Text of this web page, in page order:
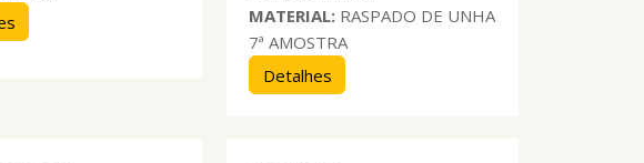
MATERIAL: RASPADO DE UNHA
7ª AMOSTRA
Detalhes